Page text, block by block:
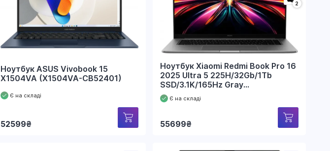
Ноутбук ASUS Vivobook 15
X1504VA (X1504VA-CB52401)
Є на складі
52599₴
2
Ноутбук Xiaomi Redmi Book Pro 16
2025 Ultra 5 225H/32Gb/1Tb
SSD/3.1K/165Hz Gray
(JYU4649CN)
Є на складі
55699₴